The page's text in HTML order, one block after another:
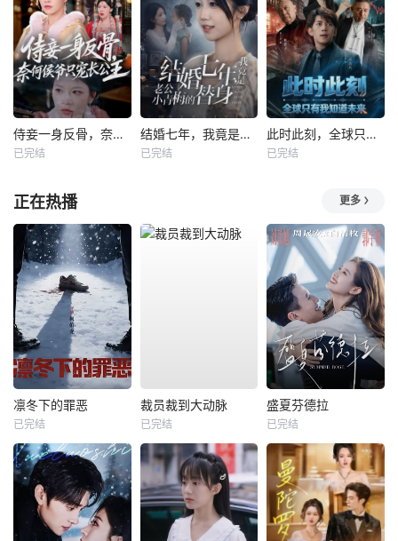
侍妾一身反骨，奈何侯爷只宠长公主
已完结
结婚七年，我竟是老公小青梅的替身
已完结
此时此刻，全球只有我知道未来
已完结
正在热播 更多
凛冬下的罪恶
已完结
裁员裁到大动脉
已完结
盛夏芬德拉
已完结